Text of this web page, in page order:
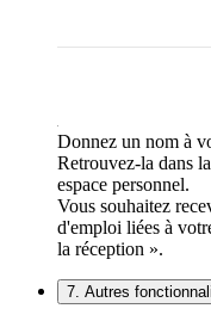
Donnez un nom à
Retrouvez-la dans
espace personnel.
Vous souhaitez
d'emploi liées à
la réception ».
7. Autres